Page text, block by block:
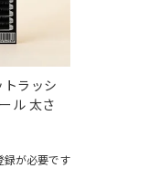
ラッシ
ル 太さ
録が必要です